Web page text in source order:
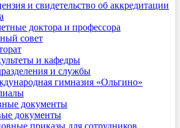
и свидетельство об аккредитации
доктора и профессора
совет
и кафедры
и службы
гимназия «Ольгино»
документы
документы
приказы для сотрудников